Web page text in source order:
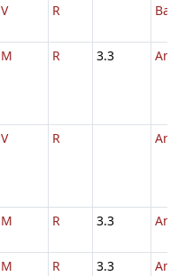
V R
M R 3.3
V R
M R 3.3
M R 3.3